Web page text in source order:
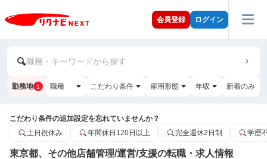
会員登録 ログイン
職種・キーワードから探す
勤務地 1 職種 こだわり条件 雇用形態 年収 新着のみ
こだわり条件の追加設定を忘れていませんか？
土日祝休み
年間休日120日以上 完全週休2日制 学歴
東京都、その他店舗管理/運営/支援の転職・求人情報